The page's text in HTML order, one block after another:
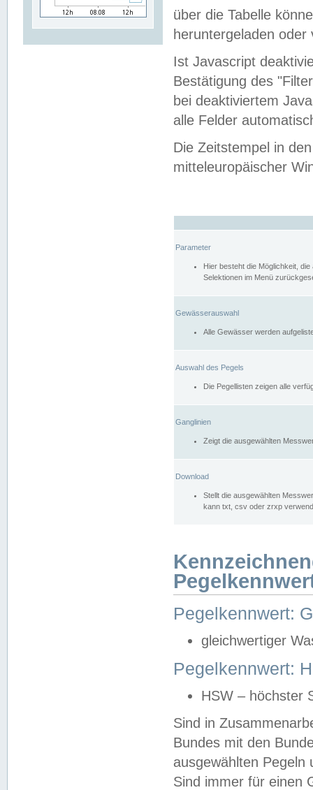
über die Tabelle
heruntergeladen oder
Ist Javascript
Bestätigung des
bei deaktiviertem
alle Felder
Die Zeitstempel in
mitteleuropäischer
Parameter
Hier besteht die Möglichkeit,
Selektionen im Menü
Gewässerauswahl
Alle Gewässer werden
Auswahl des Pegels
Die Pegellisten zeigen alle
Ganglinien
Zeigt die ausgewählten
Download
Stellt die ausgewählten
kann txt, csv oder zrxp
Pegelkennwert:
gleichwertiger
Pegelkennwert:
HSW – höchster
Sind in
Bundes mit den
ausgewählten
Sind immer für einen